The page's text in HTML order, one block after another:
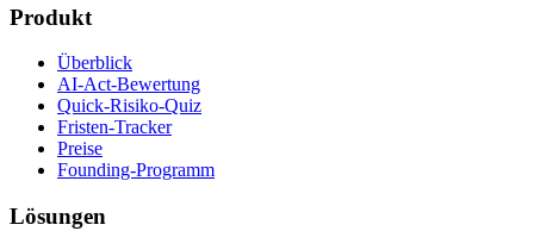
Produkt
Überblick
AI-Act-Bewertung
Quick-Risiko-Quiz
Fristen-Tracker
Preise
Founding-Programm
Lösungen